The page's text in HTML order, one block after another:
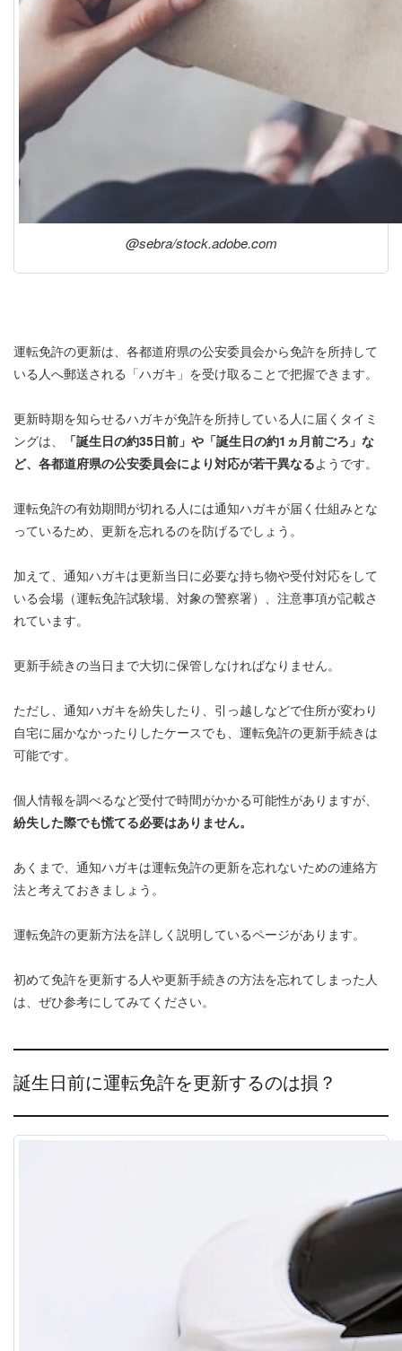
@sebra/stock.adobe.com
運転免許の更新は、各都道府県の公安委員会から免許を所持して
いる人へ郵送される「ハガキ」を受け取ることで把握できます。
更新時期を知らせるハガキが免許を所持している人に届くタイミ
ングは、
「誕生日の約35日前」や「誕生日の約1ヵ月前ごろ」な
ど、各都道府県の公安委員会により対応が若干異なるようです。
運転免許の有効期間が切れる人には通知ハガキが届く仕組みとな
っているため、更新を忘れるのを防げるでしょう。
加えて、通知ハガキは更新当日に必要な持ち物や受付対応をして
いる会場（運転免許試験場、対象の警察署）、注意事項が記載さ
れています。
更新手続きの当日まで大切に保管しなければなりません。
ただし、通知ハガキを紛失したり、引っ越しなどで住所が変わり
自宅に届かなかったりしたケースでも、運転免許の更新手続きは
可能です。
個人情報を調べるなど受付で時間がかかる可能性がありますが、
紛失した際でも慌てる必要はありません。
あくまで、通知ハガキは運転免許の更新を忘れないための連絡方
法と考えておきましょう。
運転免許の更新方法を詳しく説明しているページがあります。
初めて免許を更新する人や更新手続きの方法を忘れてしまった人
は、ぜひ参考にしてみてください。
誕生日前に運転免許を更新するのは損？